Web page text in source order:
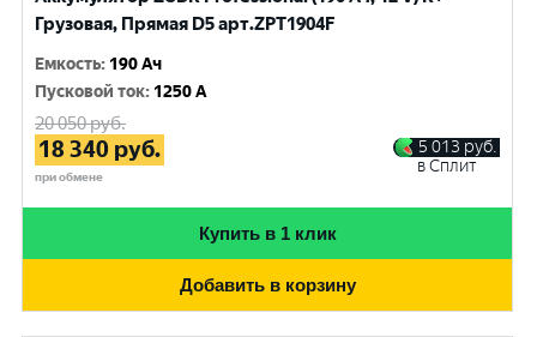
Грузовая, Прямая D5 арт.ZPT1904F
Емкость: 190 Ач
Пусковой ток: 1250 A
20 050руб.
18 340 руб.
при обмене
5 013 руб.
в Сплит
Купить в 1 клик
Добавить в корзину